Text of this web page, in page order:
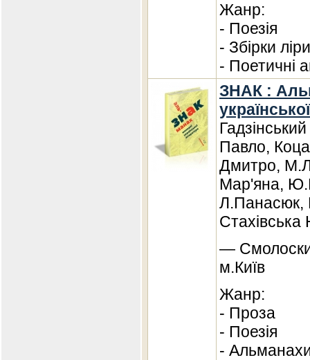
Жанр:
- Поезія
- Збірки
- Поетичні
ЗНАК :
Павло,
Дмитро,
Мар'яна,
Л.Панасюк,
—
м.Київ
Жанр:
- Проза
- Поезія
-